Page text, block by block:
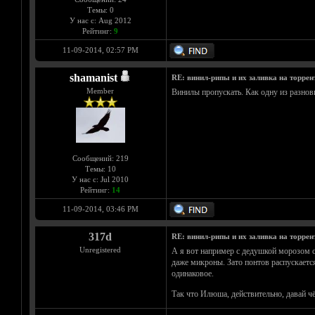
Темы: 0
У нас с: Aug 2012
Рейтинг: 9
11-09-2014, 02:57 PM
shamanist
Member
Сообщений: 219
Темы: 10
У нас с: Jul 2010
Рейтинг: 14
RE: винил-рипы и их заливка на
Винилы пропускать. Как одну из
11-09-2014, 03:46 PM
317d
Unregistered
RE: винил-рипы и их заливка на
А я вот например с дедушкой морозом
даже микроны. Зато понтов
одинаковое.
Так что Илюша, действительно, давай